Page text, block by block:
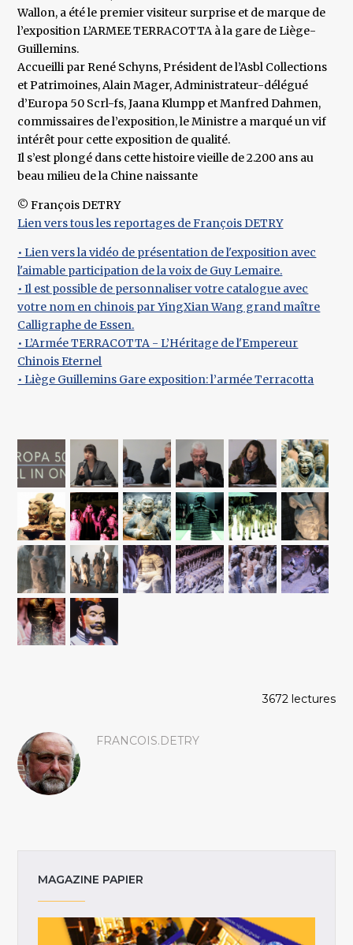
Wallon, a été le premier visiteur surprise et de marque de
l’exposition L’ARMEE TERRACOTTA à la gare de Liège-
Guillemins.
Accueilli par René Schyns, Président de l’Asbl Collections
et Patrimoines, Alain Mager, Administrateur-délégué
d’Europa 50 Scrl-fs, Jaana Klumpp et Manfred Dahmen,
commissaires de l’exposition, le Ministre a marqué un vif
intérêt pour cette exposition de qualité.
Il s’est plongé dans cette histoire vieille de 2.200 ans au
beau milieu de la Chine naissante
© François DETRY
Lien vers tous les reportages de François DETRY
• Lien vers la vidéo de présentation de l'exposition avec
l'aimable participation de la voix de Guy Lemaire.
• Il est possible de personnaliser votre catalogue avec
votre nom en chinois par YingXian Wang grand maître
Calligraphe de Essen.
• L’Armée TERRACOTTA - L’Héritage de l'Empereur
Chinois Eternel
• Liège Guillemins Gare exposition: l’armée Terracotta
3672 lectures
FRANCOIS.DETRY
MAGAZINE PAPIER